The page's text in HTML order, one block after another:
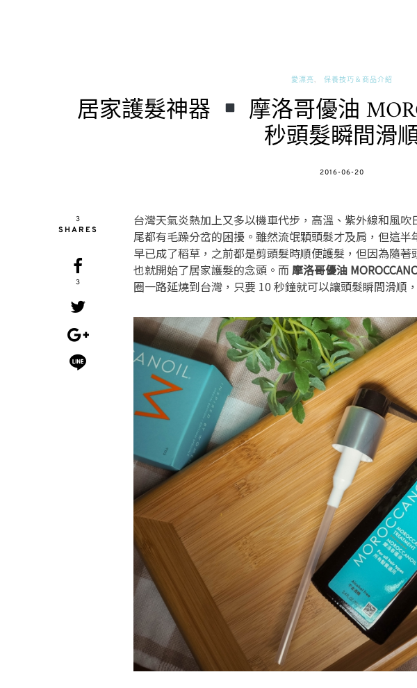
愛漂亮 保養技巧＆商品介紹
居家護髮神器 摩洛哥優油
秒頭髮瞬間滑
POSTED
2016-06-20
3
SHARES
3
台灣天氣炎熱加上又多以機車代步，高溫、紫外線和風
尾都有毛躁分岔的困擾。雖然流氓顆頭髮才及肩，但這
早已成了稻草，之前都是剪頭髮時順便護髮，但因為隨著
也就開始了居家護髮的念頭。而摩洛哥優油
圈一路延燒到台灣，只要 10 秒鐘就可以讓頭髮瞬間滑順